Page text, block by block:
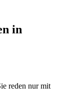
in
reden nur mit